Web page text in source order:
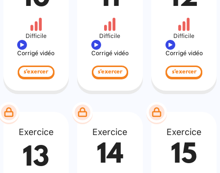
Difficile
Corrigé vidéo
s'exercer
Difficile
Corrigé vidéo
s'exercer
Difficile
Corrigé vidéo
s'exercer
Exercice
13
Exercice
14
Exercice
15